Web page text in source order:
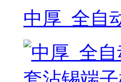
中厚_全自